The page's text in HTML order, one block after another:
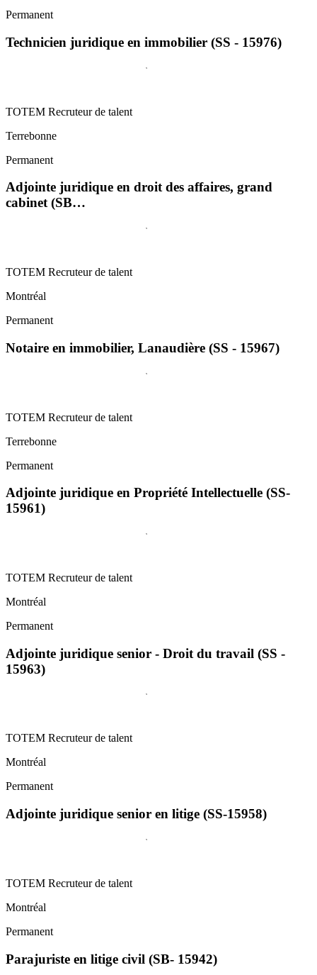
Permanent
Technicien juridique en immobilier (SS - 15976)
TOTEM Recruteur de talent
Terrebonne
Permanent
Adjointe juridique en droit des affaires, grand
cabinet (SB…
TOTEM Recruteur de talent
Montréal
Permanent
Notaire en immobilier, Lanaudière (SS - 15967)
TOTEM Recruteur de talent
Terrebonne
Permanent
Adjointe juridique en Propriété Intellectuelle (SS-
15961)
TOTEM Recruteur de talent
Montréal
Permanent
Adjointe juridique senior - Droit du travail (SS -
15963)
TOTEM Recruteur de talent
Montréal
Permanent
Adjointe juridique senior en litige (SS-15958)
TOTEM Recruteur de talent
Montréal
Permanent
Parajuriste en litige civil (SB- 15942)